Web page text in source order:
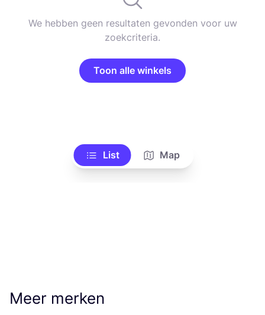
We hebben geen resultaten gevonden voor uw
zoekcriteria.
Toon alle winkels
List Map
Meer merken